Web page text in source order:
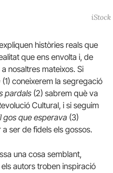
iStock
històries reals que
que ens envolta i, de
nosaltres mateixos. Si
(1) coneixerem la segregació
pardals (2) sabrem què va
Cultural, i si seguim
gos que esperava (3)
ser de fidels els gossos.
una cosa semblant,
autors troben inspiració